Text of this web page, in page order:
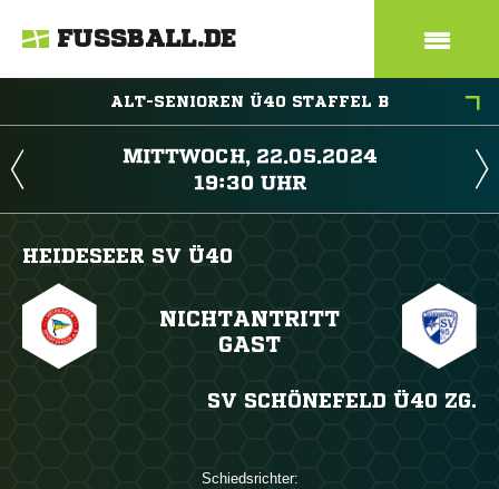
FUSSBALL.DE
ALT-SENIOREN Ü40 STAFFEL B
 
 
HEIDESEER SV Ü40
NICHTANTRITT
GAST
SV SCHÖNEFELD Ü40 ZG.
Schiedsrichter: